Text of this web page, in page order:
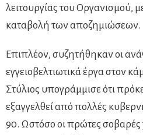
λειτουργίας του Οργανισμού,
καταβολή των αποζημιώσεων.
Επιπλέον, συζητήθηκαν οι
εγγειοβελτιωτικά έργα στον
Στύλιος υπογράμμισε ότι
εξαγγελθεί από πολλές
90. Ωστόσο οι πρώτες